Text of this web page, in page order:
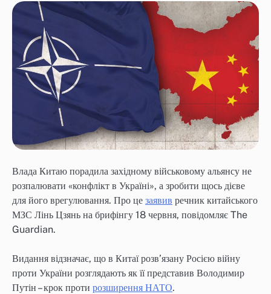
Влада Китаю порадила західному військовому альянсу не
розпалювати «конфлікт в Україні», а зробити щось дієве
для його врегулювання. Про це заявив речник китайського
МЗС Лінь Цзянь на брифінгу 18 червня, повідомляє The
Guardian.
Видання відзначає, що в Китаї розв’язану Росією війну
проти України розглядають як її представив Володимир
Путін – крок проти розширення НАТО.